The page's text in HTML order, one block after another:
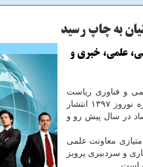
به چاپ رسید
علمی، خبری و
و فناوری ریاست
جمهوری، ماهنامه «دانش بنیان» شماره ۲۵ كه ویژه نوروز ۱۳۹۷ انتشار
در سال پیش رو و
معاونت علمی
و سردبیری پرویز